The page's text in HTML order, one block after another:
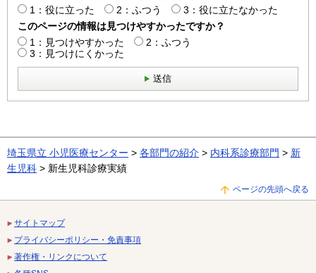
1：役に立った
2：ふつう
3：役に立たなかった
このページの情報は見つけやすかったですか？
1：見つけやすかった
2：ふつう
3：見つけにくかった
送信
埼玉県立 小児医療センター > 各部門の紹介 > 内科系診療部門 > 新
生児科 > 新生児科診療実績
ページの先頭へ戻る
サイトマップ
プライバシーポリシー・免責事項
著作権・リンクについて